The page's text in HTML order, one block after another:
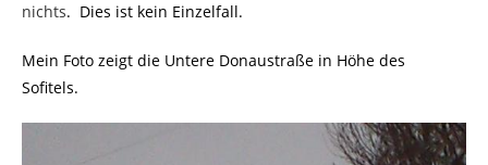
nichts. Dies ist kein Einzelfall.
Mein Foto zeigt die Untere Donaustraße in Höhe des
Sofitels.